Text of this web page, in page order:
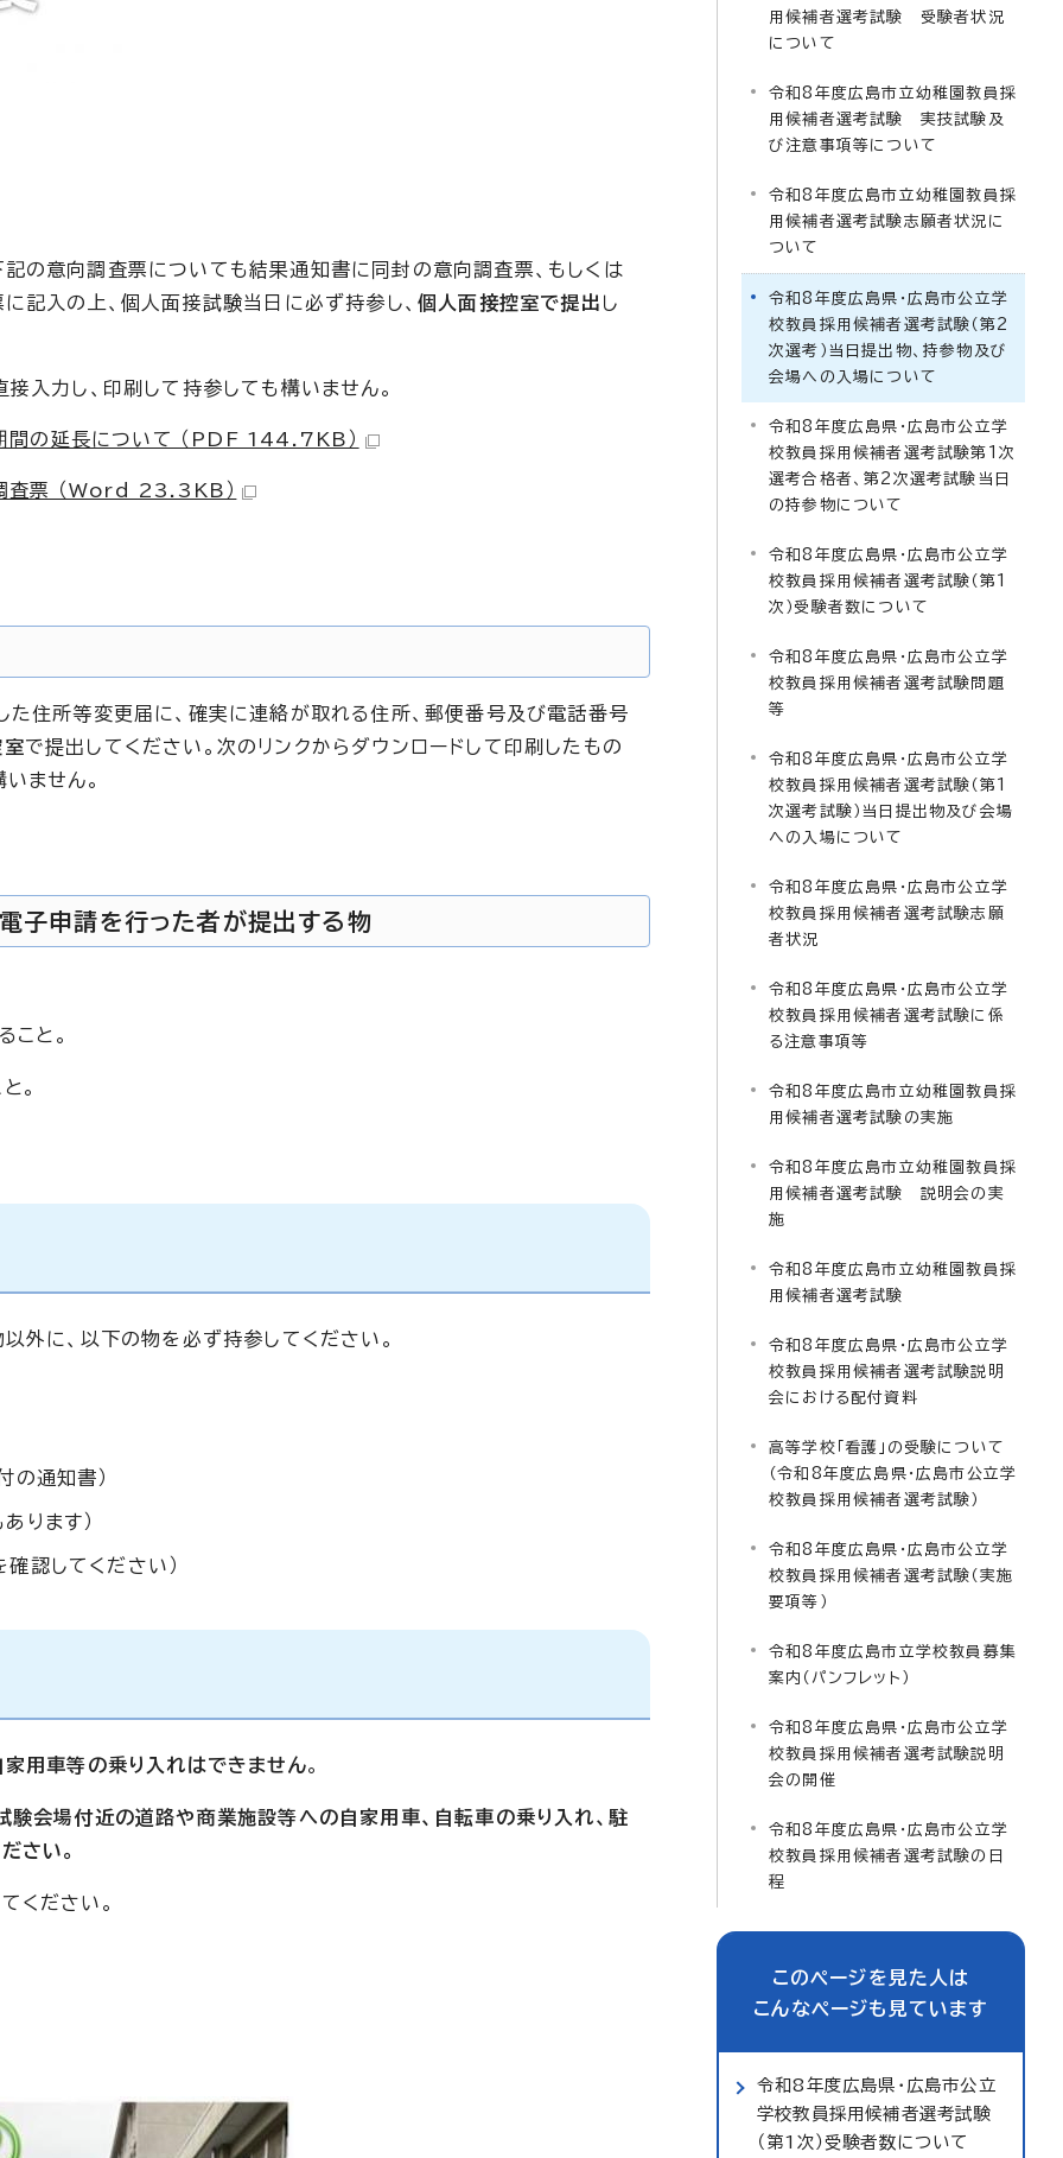
の意向調査票についても結果通知書に同封の意向調査票、もしくは
記入の上、個人面接試験当日に必ず持参し、個人面接控室で提出 し
入力し、印刷して持参しても構いません。
間の延長について （PDF 144.7KB）
査票 （Word 23.3KB）
住所等変更届に、確実に連絡が取れる住所、郵便番号及び電話番号
室で提出してください。次のリンクからダウンロードして印刷したもの
ません。
子申請を行った者が提出する物
こと。
。
外に、以下の物を必ず持参してください。
通知書）
ります）
認してください）
家用車等の乗り入れはできません。
験会場付近の道路や商業施設等への自家用車、自転車の乗り入れ、駐
さい。
ください。
用候補者選考試験 受験者状況
について
令和8年度広島市立幼稚園教員採
用候補者選考試験 実技試験及
び注意事項等について
令和8年度広島市立幼稚園教員採
用候補者選考試験志願者状況に
ついて
令和8年度広島県・広島市公立学
校教員採用候補者選考試験（第2
次選考）当日提出物、持参物及び
会場への入場について
令和8年度広島県・広島市公立学
校教員採用候補者選考試験第1次
選考合格者、第2次選考試験当日
の持参物について
令和8年度広島県・広島市公立学
校教員採用候補者選考試験（第1
次）受験者数について
令和8年度広島県・広島市公立学
校教員採用候補者選考試験問題
等
令和8年度広島県・広島市公立学
校教員採用候補者選考試験（第1
次選考試験）当日提出物及び会場
への入場について
令和8年度広島県・広島市公立学
校教員採用候補者選考試験志願
者状況
令和8年度広島県・広島市公立学
校教員採用候補者選考試験に係
る注意事項等
令和8年度広島市立幼稚園教員採
用候補者選考試験の実施
令和8年度広島市立幼稚園教員採
用候補者選考試験 説明会の実
施
令和8年度広島市立幼稚園教員採
用候補者選考試験
令和8年度広島県・広島市公立学
校教員採用候補者選考試験説明
会における配付資料
高等学校「看護」の受験について
（令和8年度広島県・広島市公立学
校教員採用候補者選考試験）
令和8年度広島県・広島市公立学
校教員採用候補者選考試験（実施
要項等）
令和8年度広島市立学校教員募集
案内（パンフレット）
令和8年度広島県・広島市公立学
校教員採用候補者選考試験説明
会の開催
令和8年度広島県・広島市公立学
校教員採用候補者選考試験の日
程
このページを見た人は
こんなページも見ています
令和8年度広島県・広島市公立
学校教員採用候補者選考試験
（第1次）受験者数について